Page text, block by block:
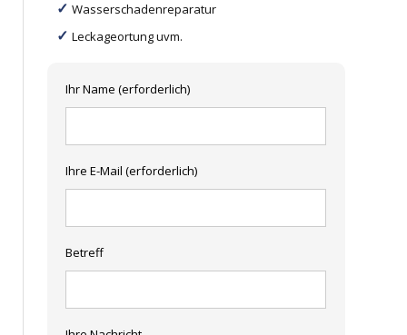
Wasserschadenreparatur
Leckageortung uvm.
Ihr Name (erforderlich)
Ihre E-Mail (erforderlich)
Betreff